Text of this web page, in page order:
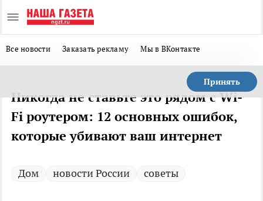
Все новости Заказать рекламу Мы в ВКонтакте
Принять
Никогда не ставьте это рядом с Wi-
Fi роутером: 12 основных ошибок,
которые убивают ваш интернет
Дом новости России советы